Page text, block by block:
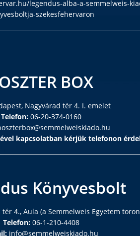
legendus-alba-a-semmelweis-
szekesfehervaron
BOX
Nagyvárad tér 4. I. emelet
Telefon:06-20-374-0160
kapcsolatban kérjük telefonon
Könyvesbolt
4., Aula (a Semmelweis Egyetem
Telefon:06-1-210-4408
info@semmelweiskiado.hu